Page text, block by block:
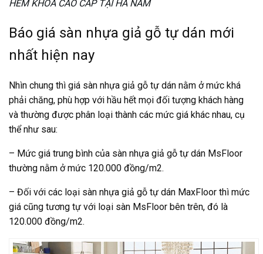
HÈM KHÓA CAO CẤP TẠI HÀ NAM
Báo giá sàn nhựa giả gỗ tự dán mới
nhất hiện nay
Nhìn chung thì giá sàn nhựa giả gỗ tự dán nằm ở mức khá
phải chăng, phù hợp với hầu hết mọi đối tượng khách hàng
và thường được phân loại thành các mức giá khác nhau, cụ
thể như sau:
– Mức giá trung bình của sàn nhựa giả gỗ tự dán MsFloor
thường nằm ở mức 120.000 đồng/m2.
– Đối với các loại sàn nhựa giả gỗ tự dán MaxFloor thì mức
giá cũng tương tự với loại sàn MsFloor bên trên, đó là
120.000 đồng/m2.